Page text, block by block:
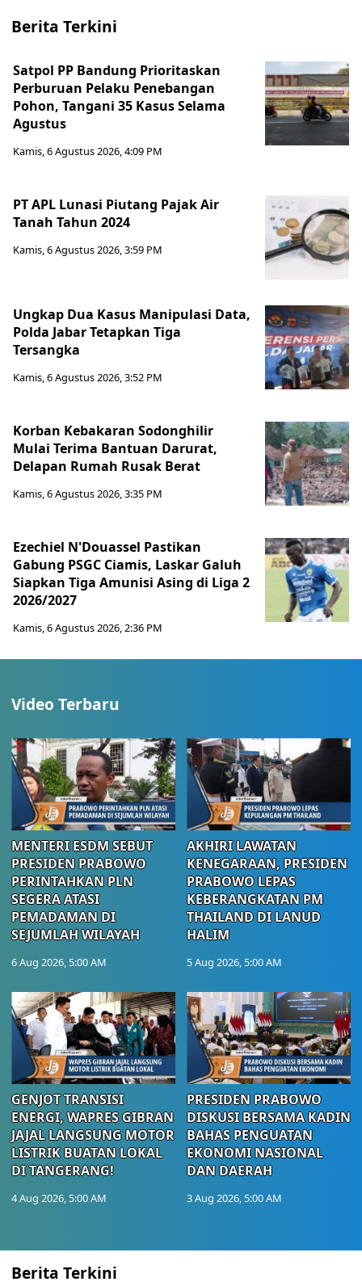
Berita Terkini
Satpol PP Bandung Prioritaskan
Perburuan Pelaku Penebangan
Pohon, Tangani 35 Kasus Selama
Agustus
Kamis, 6 Agustus 2026, 4:09 PM
PT APL Lunasi Piutang Pajak Air
Tanah Tahun 2024
Kamis, 6 Agustus 2026, 3:59 PM
Ungkap Dua Kasus Manipulasi Data,
Polda Jabar Tetapkan Tiga
Tersangka
Kamis, 6 Agustus 2026, 3:52 PM
Korban Kebakaran Sodonghilir
Mulai Terima Bantuan Darurat,
Delapan Rumah Rusak Berat
Kamis, 6 Agustus 2026, 3:35 PM
Ezechiel N'Douassel Pastikan
Gabung PSGC Ciamis, Laskar Galuh
Siapkan Tiga Amunisi Asing di Liga 2
2026/2027
Kamis, 6 Agustus 2026, 2:36 PM
Video Terbaru
MENTERI ESDM SEBUT
PRESIDEN PRABOWO
PERINTAHKAN PLN
SEGERA ATASI
PEMADAMAN DI
SEJUMLAH WILAYAH
6 Aug 2026, 5:00 AM
AKHIRI LAWATAN
KENEGARAAN, PRESIDEN
PRABOWO LEPAS
KEBERANGKATAN PM
THAILAND DI LANUD
HALIM
5 Aug 2026, 5:00 AM
GENJOT TRANSISI
ENERGI, WAPRES GIBRAN
JAJAL LANGSUNG MOTOR
LISTRIK BUATAN LOKAL
DI TANGERANG!
4 Aug 2026, 5:00 AM
PRESIDEN PRABOWO
DISKUSI BERSAMA KADIN
BAHAS PENGUATAN
EKONOMI NASIONAL
DAN DAERAH
3 Aug 2026, 5:00 AM
Berita Terkini